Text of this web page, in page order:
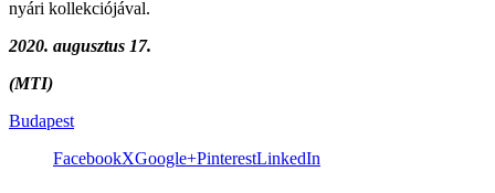
nyári kollekciójával.
2020. augusztus 17.
(MTI)
Budapest
FacebookXGoogle+PinterestLinkedIn